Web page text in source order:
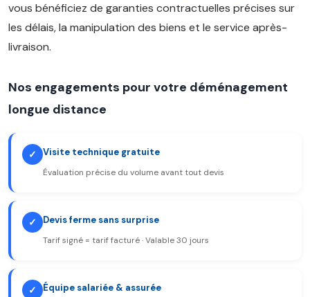
vous bénéficiez de garanties contractuelles précises sur
les délais, la manipulation des biens et le service après-
livraison.
Nos engagements pour votre déménagement
longue distance
✓ Visite technique gratuite
Évaluation précise du volume avant tout devis
✓ Devis ferme sans surprise
Tarif signé = tarif facturé · Valable 30 jours
✓ Équipe salariée & assurée